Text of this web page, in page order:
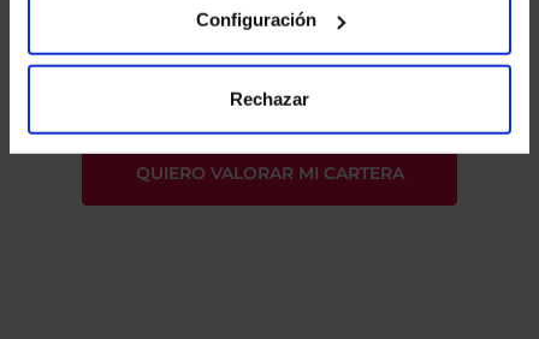
Configuración
Rechazar
la política de privacidad
y consiento el